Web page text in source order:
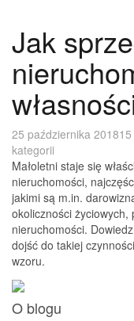
Jak
25 października 2018
kategorii
Małoletni staje się
nieruchomości,
jakimi są m.in.
okoliczności
nieruchomości.
dojść do takiej
wzoru.
O blogu